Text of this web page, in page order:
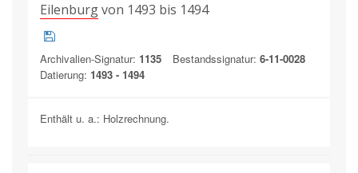
Eilenburgvon 1493 bis 1494
Archivalien-Signatur: 1135 Bestandssignatur: 6-11-0028
Datierung: 1493 - 1494
Enthält u. a.: Holzrechnung.